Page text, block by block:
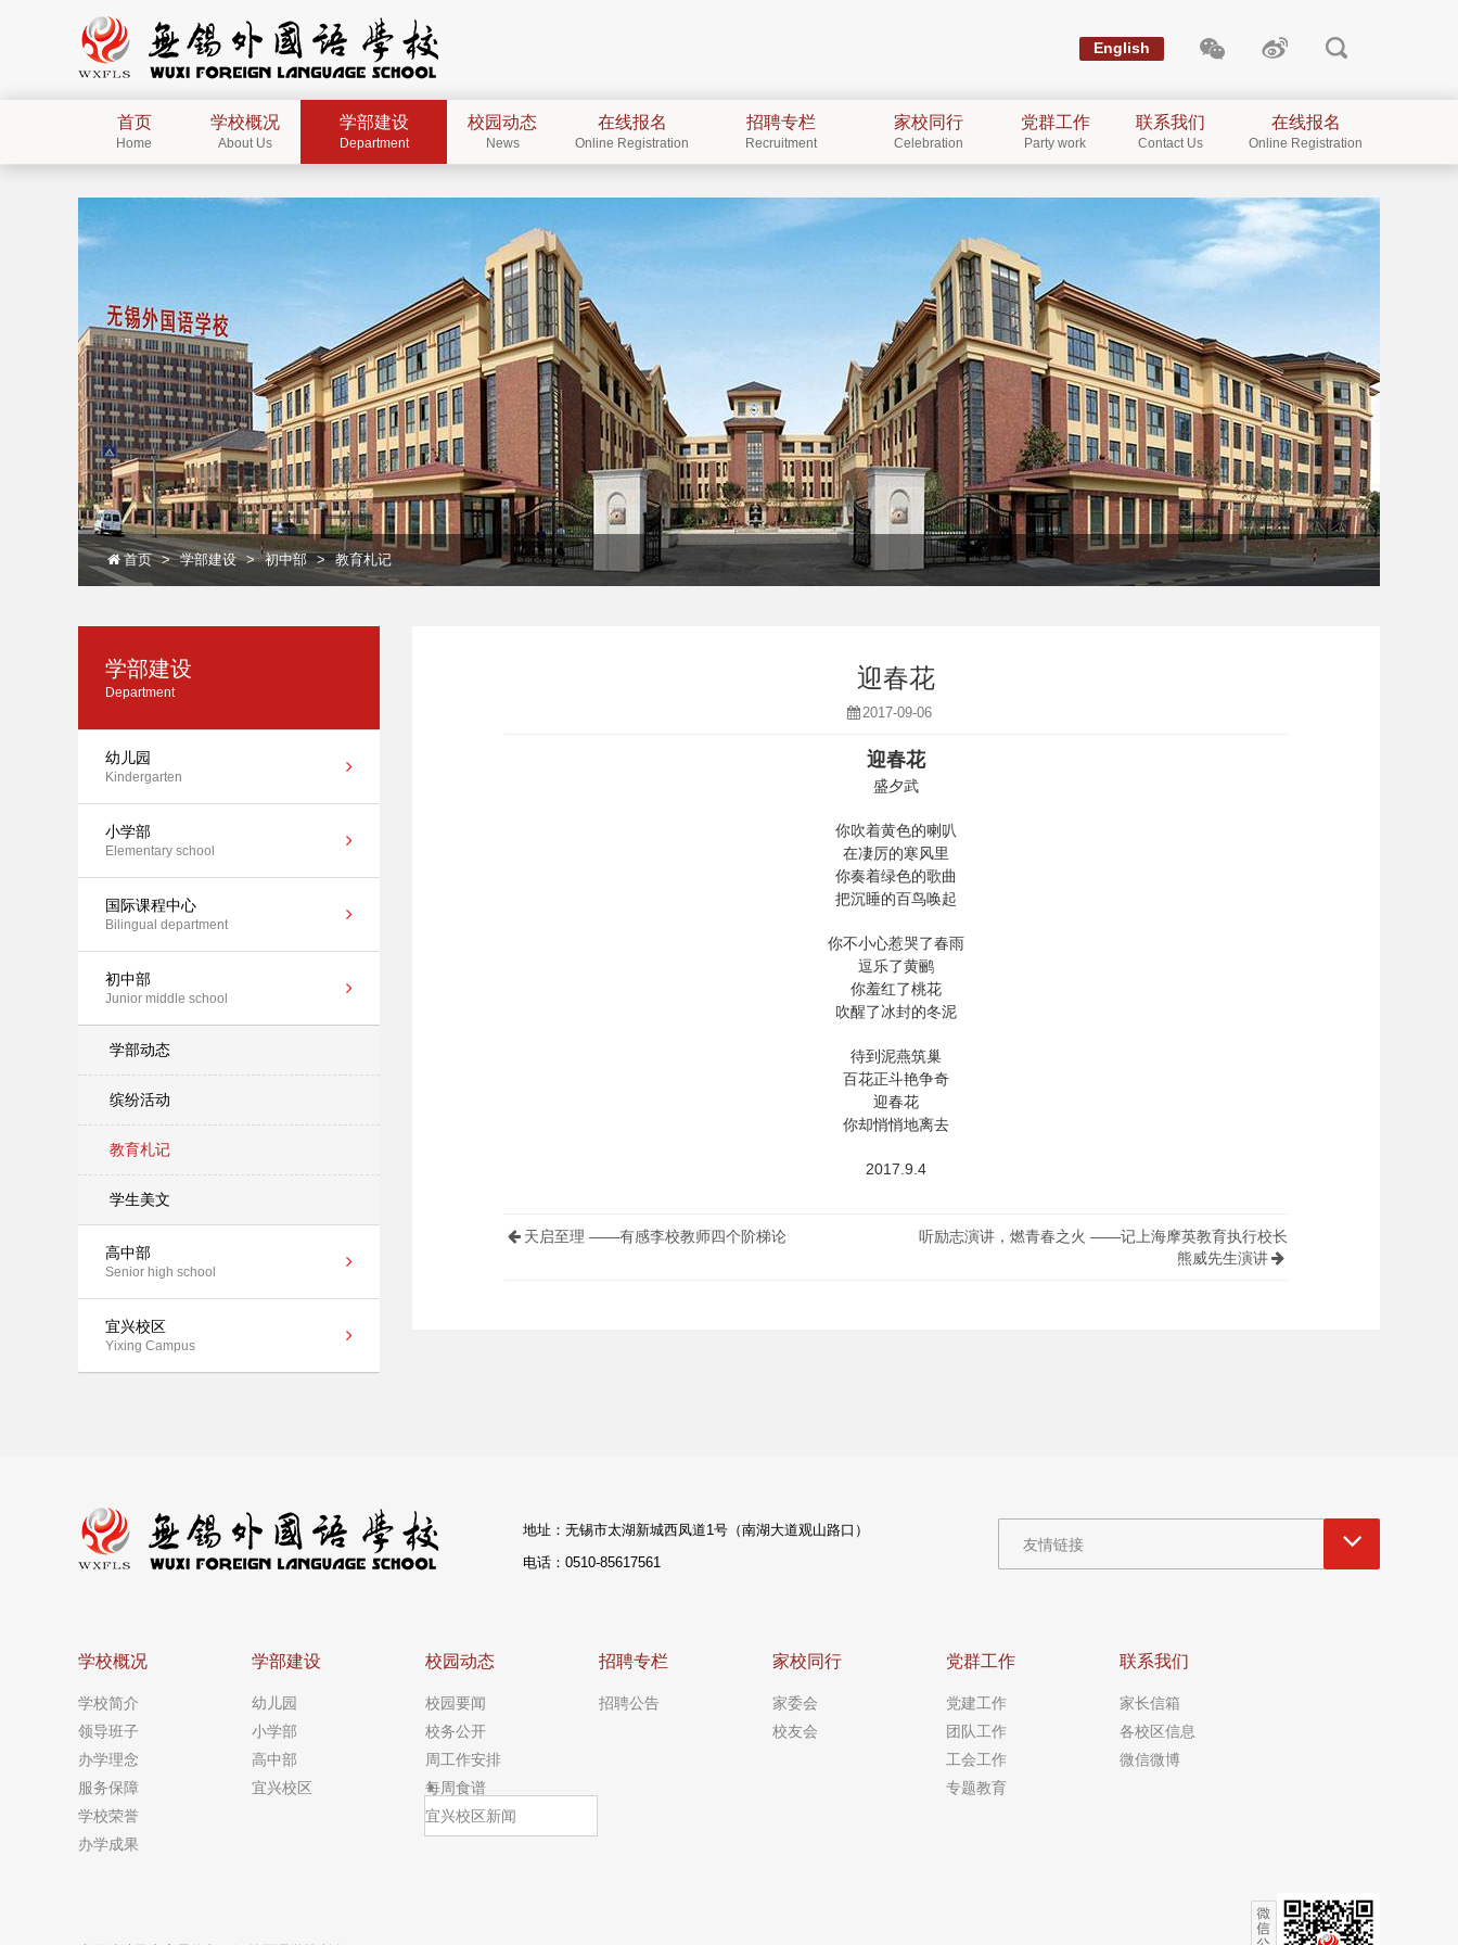
English
首页
Home
学校概况
About Us
学部建设
Department
校园动态
News
在线报名
Online Registration
招聘专栏
Recruitment
家校同行
Celebration
党群工作
Party work
联系我们
Contact Us
在线报名
Online Registration
首页 学部建设 初中部 教育札记
学部建设
Department
幼儿园
Kindergarten
小学部
Elementary school
国际课程中心
Bilingual department
初中部
Junior middle school
学部动态
缤纷活动
教育札记
学生美文
高中部
Senior high school
宜兴校区
Yixing Campus
迎春花
2017-09-06
迎春花
盛夕武
你吹着黄色的喇叭
在凄厉的寒风里
你奏着绿色的歌曲
把沉睡的百鸟唤起
你不小心惹哭了春雨
逗乐了黄鹂
你羞红了桃花
吹醒了冰封的冬泥
待到泥燕筑巢
百花正斗艳争奇
迎春花
你却悄悄地离去
2017.9.4
天启至理 ——有感李校教师四个阶梯论
听励志演讲，燃青春之火 ——记上海摩英教育执行校长
熊威先生演讲
地址：无锡市太湖新城西凤道1号（南湖大道观山路口）
电话：0510-85617561
友情链接
学校概况
学校简介
领导班子
办学理念
服务保障
学校荣誉
办学成果
学部建设
幼儿园
小学部
高中部
宜兴校区
宜兴校区新闻
校园动态
校园要闻
校务公开
周工作安排
每周食谱
招聘专栏
招聘公告
家校同行
家委会
校友会
党群工作
党建工作
团队工作
工会工作
专题教育
联系我们
家长信箱
各校区信息
微信微博